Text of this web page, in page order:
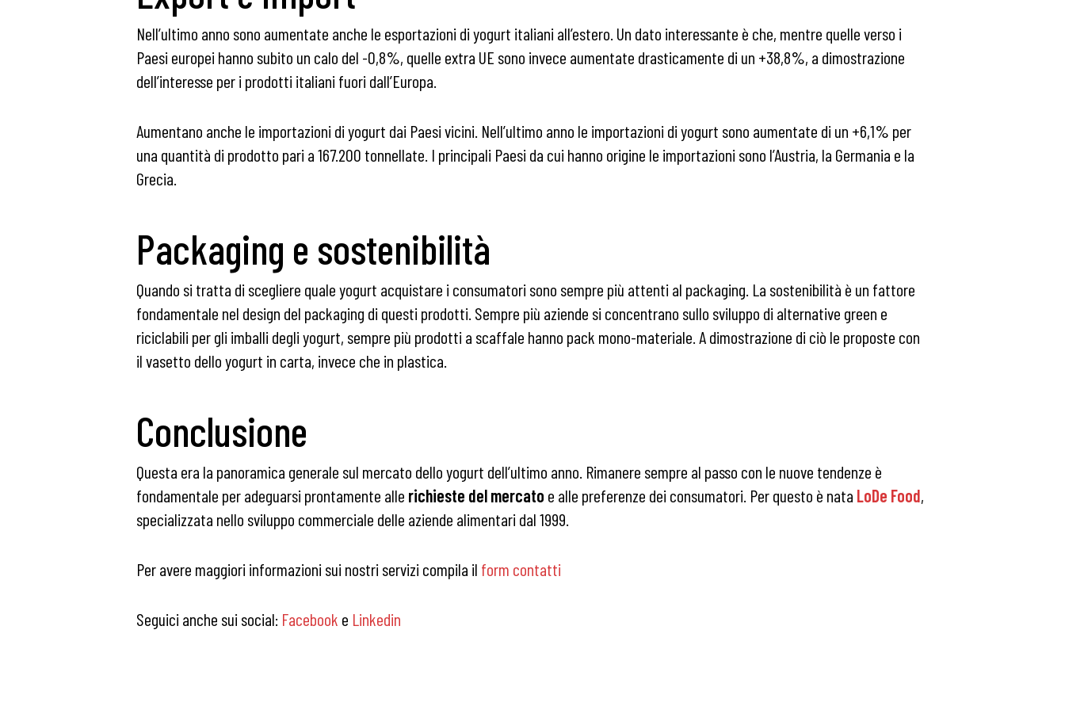
Nell’ultimo anno sono aumentate anche le esportazioni di yogurt italiani all’estero. Un dato interessante è che, mentre quelle verso i
Paesi europei hanno subito un calo del -0,8%, quelle extra UE sono invece aumentate drasticamente di un +38,8%, a dimostrazione
dell’interesse per i prodotti italiani fuori dall’Europa.
Aumentano anche le importazioni di yogurt dai Paesi vicini. Nell’ultimo anno le importazioni di yogurt sono aumentate di un +6,1% per
una quantità di prodotto pari a 167.200 tonnellate. I principali Paesi da cui hanno origine le importazioni sono l’Austria, la Germania e la
Grecia.
Packaging e sostenibilità
Quando si tratta di scegliere quale yogurt acquistare i consumatori sono sempre più attenti al packaging. La sostenibilità è un fattore
fondamentale nel design del packaging di questi prodotti. Sempre più aziende si concentrano sullo sviluppo di alternative green e
riciclabili per gli imballi degli yogurt, sempre più prodotti a scaffale hanno pack mono-materiale. A dimostrazione di ciò le proposte con
il vasetto dello yogurt in carta, invece che in plastica.
Conclusione
Questa era la panoramica generale sul mercato dello yogurt dell’ultimo anno. Rimanere sempre al passo con le nuove tendenze è
fondamentale per adeguarsi prontamente alle richieste del mercato e alle preferenze dei consumatori. Per questo è nata LoDe Food,
specializzata nello sviluppo commerciale delle aziende alimentari dal 1999.
Per avere maggiori informazioni sui nostri servizi compila il form contatti
Seguici anche sui social: Facebook e Linkedin